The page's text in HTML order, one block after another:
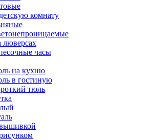
комнату
люверсах
часы
на кухню
в гостиную
тюль